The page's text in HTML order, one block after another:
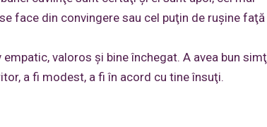
face din convingere sau cel puţin de ruşine faţă
valoros şi bine închegat. A avea bun simţ
a fi modest, a fi în acord cu tine însuţi.